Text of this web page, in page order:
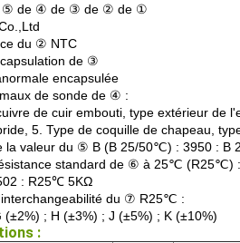
de ④ de ③ de ② de ①
du ② NTC
de ③
encapsulée
de sonde de ④ :
de cuir embouti, type extérieur de
5. Type de coquille de chapeau,
la valeur du ⑤ B (B 25/50℃) : 3950 : B
standard de ⑥ à 25℃ (R25℃) :
: R25℃ 5KΩ
du ⑦ R25℃ :
(±2%) ; H (±3%) ; J (±5%) ; K (±10%)
: